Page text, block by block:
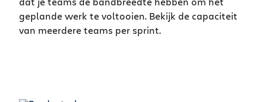
geplande werk te voltooien. Bekijk de capaciteit
van meerdere teams per sprint.